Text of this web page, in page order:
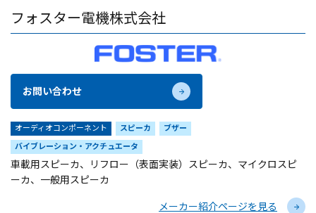
フォスター電機株式会社
お問い合わせ
オーディオコンポーネント スピーカ
ブザー
バイブレーション・アクチュエータ
車載用スピーカ、リフロー（表面実装）スピーカ、マイクロスピ
ーカ、一般用スピーカ
メーカー紹介ページを見る